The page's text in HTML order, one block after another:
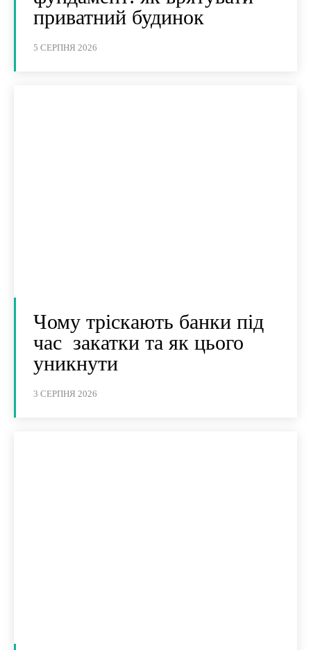
приватний будинок
5 СЕРПНЯ 2026
Чому тріскають банки під
час закатки та як цього
уникнути
3 СЕРПНЯ 2026